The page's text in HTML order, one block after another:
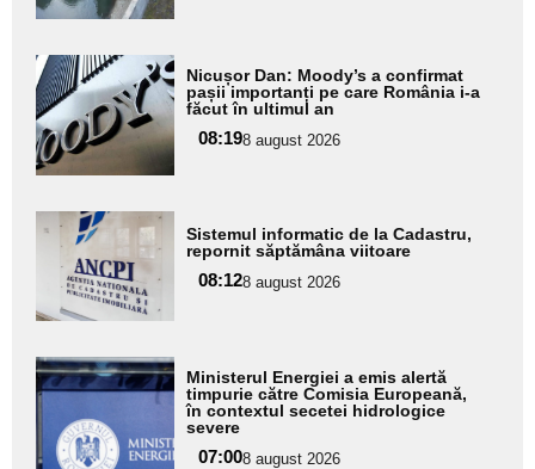
Adaugă
aici textul
pentru
subtitlu
Nicușor Dan: Moody’s a confirmat
pașii importanți pe care România i-a
făcut în ultimul an
08:198 august 2026
Adaugă
aici textul
pentru
subtitlu
Sistemul informatic de la Cadastru,
repornit săptămâna viitoare
08:128 august 2026
Adaugă
aici textul
pentru
subtitlu
Ministerul Energiei a emis alertă
timpurie către Comisia Europeană,
în contextul secetei hidrologice
severe
07:008 august 2026